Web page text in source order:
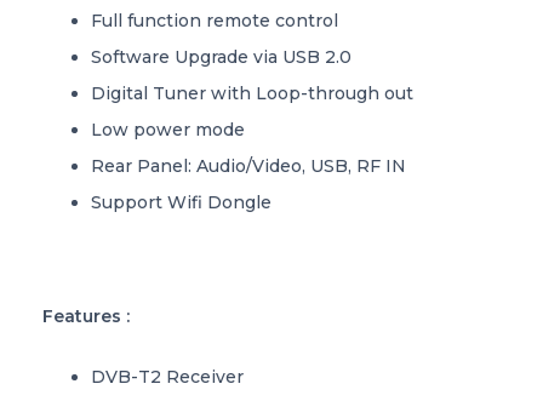
Full function remote control
Software Upgrade via USB 2.0
Digital Tuner with Loop-through out
Low power mode
Rear Panel: Audio/Video, USB, RF IN
Support Wifi Dongle
Features :
DVB-T2 Receiver